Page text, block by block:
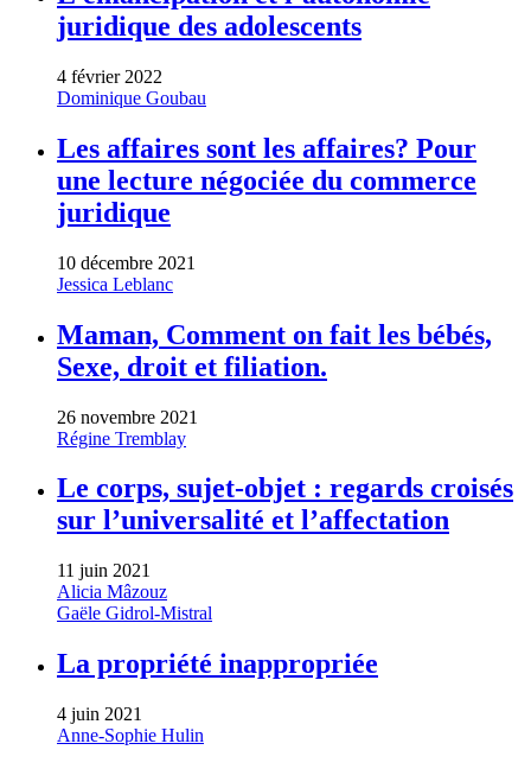
juridique des adolescents
4 février 2022
Dominique Goubau
Les affaires sont les affaires? Pour
une lecture négociée du commerce
juridique
10 décembre 2021
Jessica Leblanc
Maman, Comment on fait les bébés,
Sexe, droit et filiation.
26 novembre 2021
Régine Tremblay
Le corps, sujet-objet : regards croisés
sur l’universalité et l’affectation
11 juin 2021
Alicia Mâzouz
Gaële Gidrol-Mistral
La propriété inappropriée
4 juin 2021
Anne-Sophie Hulin